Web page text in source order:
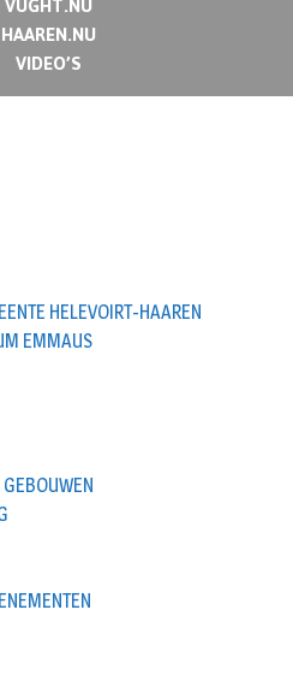
HAAREN.NU
VIDEO’S
HELEVOIRT-HAAREN
EMMAUS